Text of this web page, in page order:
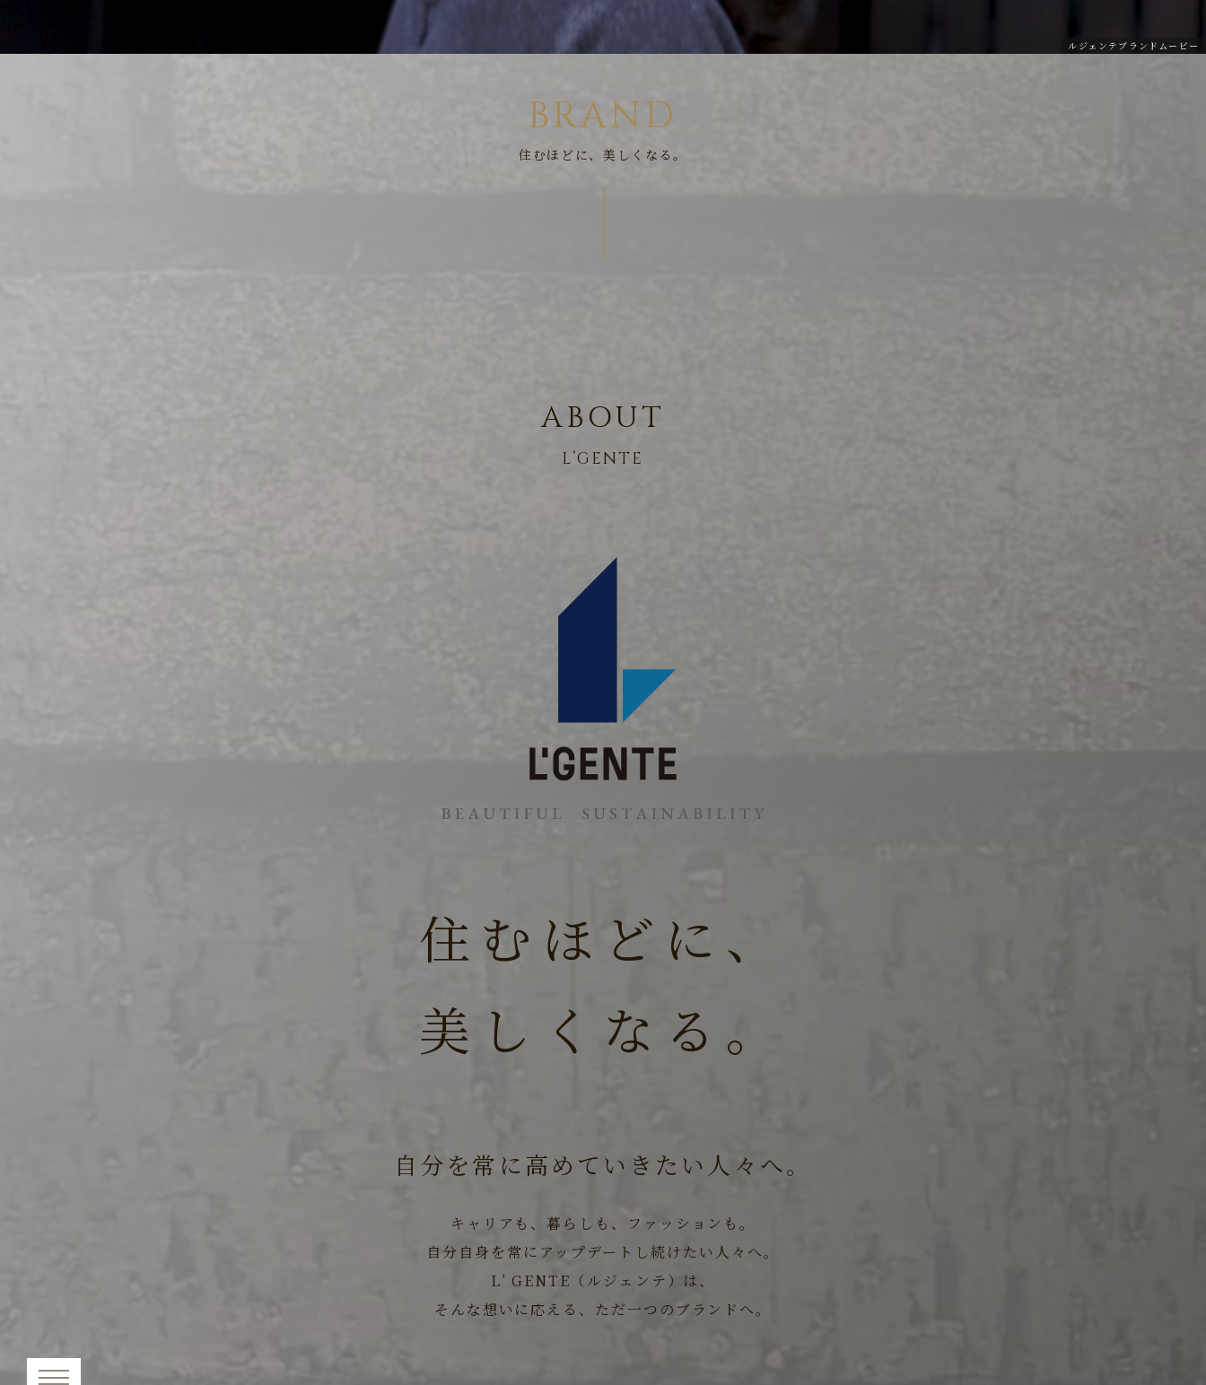
TOP /トップ
POSITION /横濱馬車道
ACCESS /交通
ルジェンテブランドムービー
BRAND
住むほどに、美しくなる。
ABOUT
L’GENTE
住むほどに、
美しくなる。
自分を常に高めていきたい人々へ。
キャリアも、暮らしも、
ファッションも。
自分自身を常に アップデートし続けたい人々へ。
L’ GENTE（ルジェンテ）は、
そんな想いに応える、 ただ一つのブランドへ。